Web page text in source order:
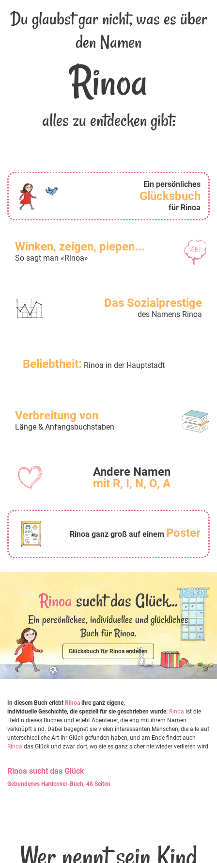
Du glaubst gar nicht, was es über
den Namen
Rinoa
alles zu entdecken gibt:
Ein persönliches
Glücksbuch
für Rinoa
Winken, zeigen, piepen...
So sagt man «Rinoa»
Das Sozialprestige
des Namens Rinoa
Beliebtheit: Rinoa in der Hauptstadt
Verbreitung von
Länge & Anfangsbuchstaben
Andere Namen
mit R, I, N, O, A
Rinoa ganz groß auf einem Poster
Rinoa sucht das Glück...
Ein persönliches, individuelles und glückliches
Buch für Rinoa.
Glücksbuch für Rinoa erstellen
In diesem Buch erlebt Rinoa ihre ganz eigene,
individuelle Geschichte, die speziell für sie geschrieben wurde. Rinoa ist die
Heldin dieses Buches und erlebt Abenteuer, die eng mit ihrem Namen
verknüpft sind. Dabei begegnet sie vielen interessanten Menschen, die alle auf
unterschiedliche Art ihr Glück gefunden haben, und am Ende findet auch
Rinoa das Glück und zwar dort, wo sie es ganz sicher nie wieder verlieren wird.
Rinoa sucht das Glück
Gebundenes Hardcover-Buch, 48 Seiten